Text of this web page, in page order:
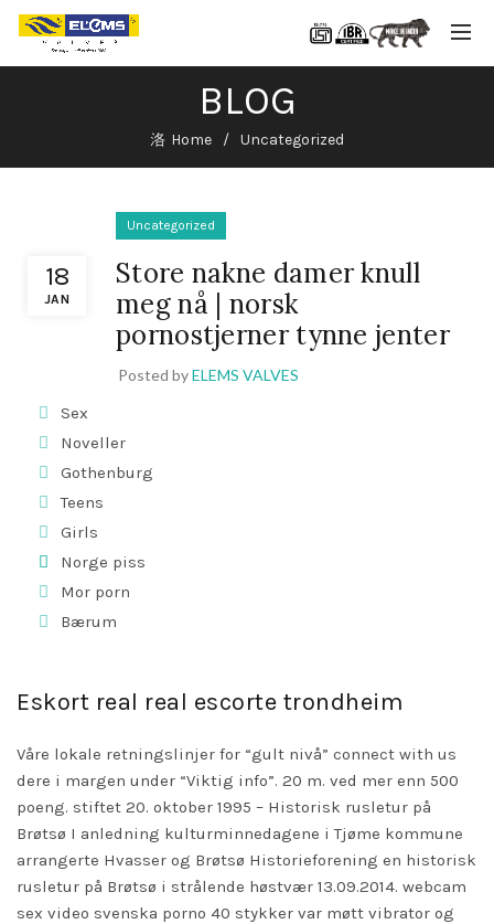
BLOG
Home Uncategorized
18
JAN
Uncategorized
Store nakne damer knull
meg nå | norsk
pornostjerner tynne jenter
Posted byELEMS VALVES
Sex
Noveller
Gothenburg
Teens
Girls
Norge piss
Mor porn
Bærum
Eskort real real escorte trondheim
Våre lokale retningslinjer for “gult nivå” connect with us
dere i margen under “Viktig info”. 20 m. ved mer enn 500
poeng. stiftet 20. oktober 1995 – Historisk rusletur på
Brøtsø I anledning kulturminnedagene i Tjøme kommune
arrangerte Hvasser og Brøtsø Historieforening en historisk
rusletur på Brøtsø i strålende høstvær 13.09.2014. webcam
sex video svenska porno 40 stykker var møtt vibrator og